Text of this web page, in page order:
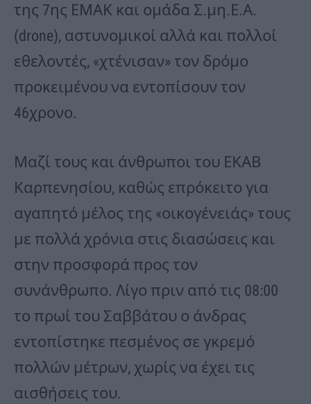
της 7ης ΕΜΑΚ και ομάδα Σ.μη.Ε.Α.
(drone), αστυνομικοί αλλά και πολλοί
εθελοντές, «χτένισαν» τον δρόμο
προκειμένου να εντοπίσουν τον
46χρονο.
Μαζί τους και άνθρωποι του ΕΚΑΒ
Καρπενησίου, καθώς επρόκειτο για
αγαπητό μέλος της «οικογένειάς» τους
με πολλά χρόνια στις διασώσεις και
στην προσφορά προς τον
συνάνθρωπο. Λίγο πριν από τις 08:00
το πρωί του Σαββάτου ο άνδρας
εντοπίστηκε πεσμένος σε γκρεμό
πολλών μέτρων, χωρίς να έχει τις
αισθήσεις του.